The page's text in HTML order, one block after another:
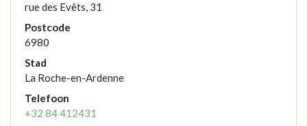
rue des Evêts, 31
Postcode
6980
Stad
La Roche-en-Ardenne
Telefoon
+32 84 412431